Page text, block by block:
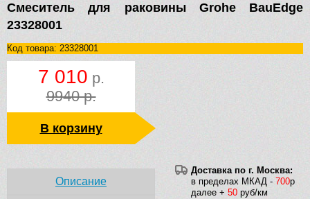
Смеситель для раковины Grohe BauEdge
23328001
Код товара: 23328001
7 010 р.
9940 р.
В корзину
Доставка по г. Москва:
в пределах МКАД - 700р
далее + 50 руб/км
Описание